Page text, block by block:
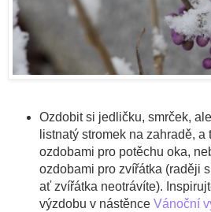
Ozdobit si jedličku, smrček,
listnatý stromek na zahradě,
ozdobami pro potěchu oka,
ozdobami pro zvířátka (raději
ať zvířátka neotrávíte).
výzdobu v nástěnce Vánoční